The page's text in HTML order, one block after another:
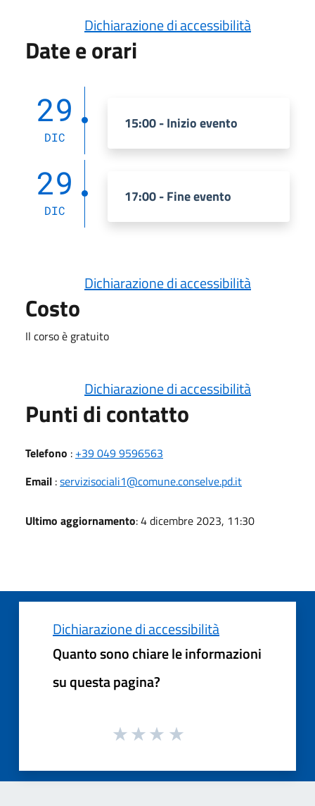
Dichiarazione di accessibilità
Date e orari
29
DIC
15:00 - Inizio evento
29
DIC
17:00 - Fine evento
Dichiarazione di accessibilità
Costo
Il corso è gratuito
Dichiarazione di accessibilità
Punti di contatto
Telefono : +39 049 9596563
Email :servizisociali1@comune.conselve.pd.it
Ultimo aggiornamento: 4 dicembre 2023, 11:30
Dichiarazione di accessibilità
Quanto sono chiare le informazioni
su questa pagina?